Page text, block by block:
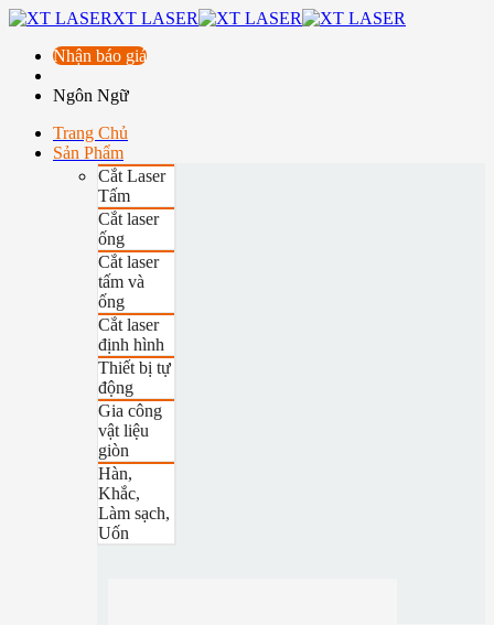
XT LASER
Nhận báo giá
Ngôn Ngữ
Trang Chủ
Sản Phẩm
Cắt Laser
Tấm
Cắt laser
ống
Cắt laser
tấm và
ống
Cắt laser
định hình
Thiết bị tự
động
Gia công
vật liệu
giòn
Hàn,
Khắc,
Làm sạch,
Uốn